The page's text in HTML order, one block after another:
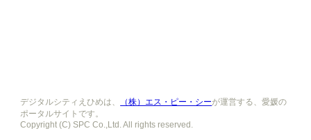
デジタルシティえひめは、 （株）エス・ピー・シーが運営する、愛媛の
ポータルサイトです。
Copyright (C) SPC Co.,Ltd. All rights reserved.